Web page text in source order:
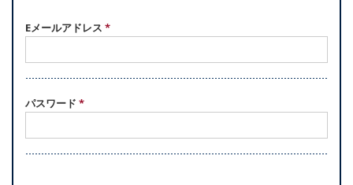
Eメールアドレス *
パスワード *